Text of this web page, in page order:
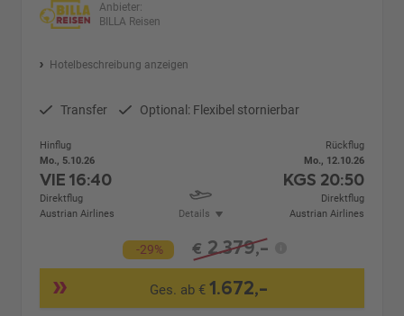
Anbieter:
BILLA Reisen
Hotelbeschreibung anzeigen
Transfer Optional: Flexibel stornierbar
Hinflug
Mo., 5.10.26
VIE16:40
Direktflug
Austrian Airlines
Details
Rückflug
Mo., 12.10.26
KGS 20:50
Direktflug
Austrian Airlines
-29% € 2.379,-
Ges. ab € 1.672,-